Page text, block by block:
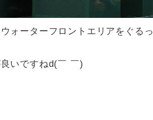
ォーターフロントエリアをぐるっ
いですねd(￣ ￣)